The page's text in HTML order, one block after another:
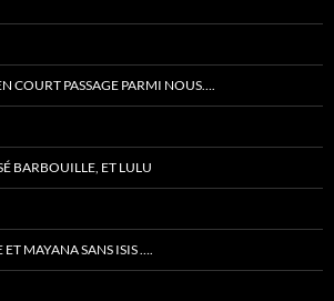
COURT PASSAGE PARMI NOUS….
BARBOUILLE, ET LULU
MAYANA SANS ISIS ….